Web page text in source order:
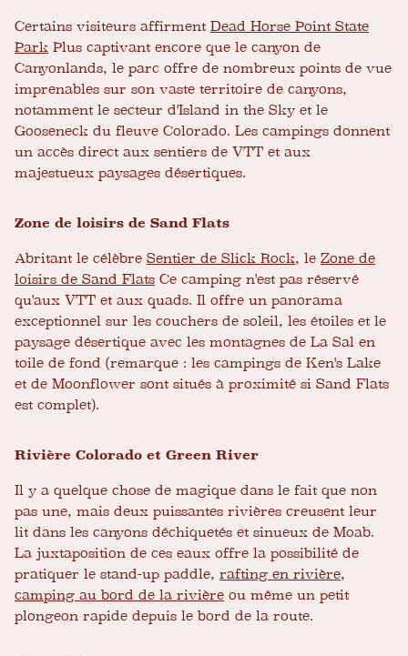
Certains visiteurs affirment Dead Horse Point State
Park Plus captivant encore que le canyon de
Canyonlands, le parc offre de nombreux points de vue
imprenables sur son vaste territoire de canyons,
notamment le secteur d'Island in the Sky et le
Gooseneck du fleuve Colorado. Les campings donnent
un accès direct aux sentiers de VTT et aux
majestueux paysages désertiques.
Zone de loisirs de Sand Flats
Abritant le célèbre Sentier de Slick Rock, le Zone de
loisirs de Sand Flats Ce camping n'est pas réservé
qu'aux VTT et aux quads. Il offre un panorama
exceptionnel sur les couchers de soleil, les étoiles et le
paysage désertique avec les montagnes de La Sal en
toile de fond (remarque : les campings de Ken's Lake
et de Moonflower sont situés à proximité si Sand Flats
est complet).
Rivière Colorado et Green River
Il y a quelque chose de magique dans le fait que non
pas une, mais deux puissantes rivières creusent leur
lit dans les canyons déchiquetés et sinueux de Moab.
La juxtaposition de ces eaux offre la possibilité de
pratiquer le stand-up paddle, rafting en rivière,
camping au bord de la rivière ou même un petit
plongeon rapide depuis le bord de la route.